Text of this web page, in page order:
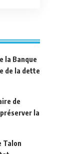
la Banque
de la dette
de
la
Talon